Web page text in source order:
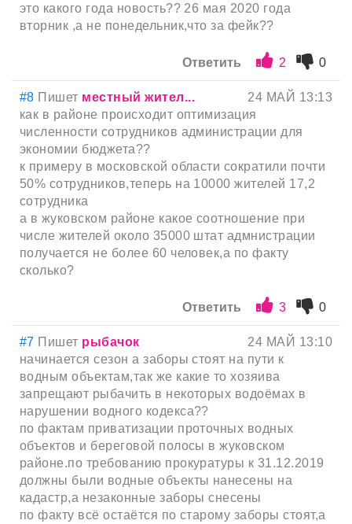
это какого года новость?? 26 мая 2020 года
вторник ,а не понедельник,что за фейк??
Ответить 2 0
#8 Пишет местный жител...
24 МАЙ 13:13
как в районе происходит оптимизация
численности сотрудников администрации для
экономии бюджета??
к примеру в московской области сократили почти
50% сотрудников,теперь на 10000 жителей 17,2
сотрудника
а в жуковском районе какое соотношение при
числе жителей около 35000 штат адмнистрации
получается не более 60 человек,а по факту
сколько?
Ответить 3 0
#7 Пишет рыбачок
24 МАЙ 13:10
начинается сезон а заборы стоят на пути к
водным объектам,так же какие то хозяива
запрещают рыбачить в некоторых водоёмах в
нарушении водного кодекса??
по фактам приватизации проточных водных
объектов и береговой полосы в жуковском
районе.по требованию прокуратуры к 31.12.2019
должны были водные объекты нанесены на
кадастр,а незаконные заборы снесены
по факту всё остаётся по старому заборы стоят,а